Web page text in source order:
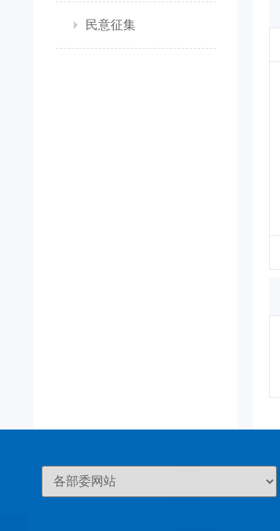
民意征集